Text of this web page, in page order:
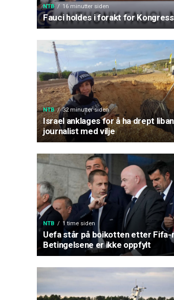
NTB 16 minutter siden
Fauci holdes i forakt for
NTB 32 minutter siden
Israel anklages for å ha drept
journalist med vilje
NTB 1 time siden
Uefa står på boikotten etter
Betingelsene er ikke oppfylt